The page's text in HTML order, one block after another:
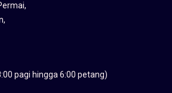
pagi hingga 6:00 petang)